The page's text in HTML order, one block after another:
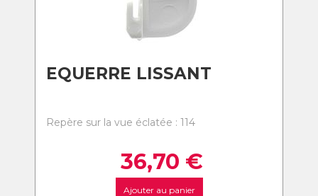
EQUERRE LISSANT
Repère sur la vue éclatée : 114
36,70 €
Ajouter au panier